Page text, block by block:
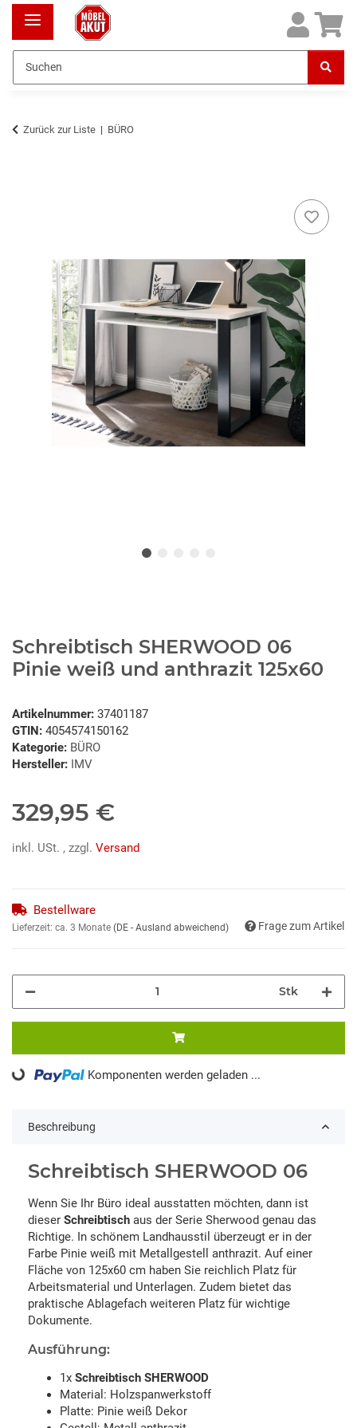
Zurück zur Liste BÜRO
Schreibtisch SHERWOOD 06
Pinie weiß und anthrazit 125x60
Artikelnummer: 37401187
GTIN: 4054574150162
Kategorie: BÜRO
Hersteller: IMV
329,95 €
inkl. USt. , zzgl. Versand
Bestellware
Lieferzeit: ca. 3 Monate (DE - Ausland abweichend) Frage zum Artikel
Stk
Loading... Komponenten werden geladen ...
Beschreibung
Schreibtisch SHERWOOD 06
Wenn Sie Ihr Büro ideal ausstatten möchten, dann ist
dieser Schreibtisch aus der Serie Sherwood genau das
Richtige. In schönem Landhausstil überzeugt er in der
Farbe Pinie weiß mit Metallgestell anthrazit. Auf einer
Fläche von 125x60 cm haben Sie reichlich Platz für
Arbeitsmaterial und Unterlagen. Zudem bietet das
praktische Ablagefach weiteren Platz für wichtige
Dokumente.
Ausführung:
1x Schreibtisch SHERWOOD
Material: Holzspanwerkstoff
Platte: Pinie weiß Dekor